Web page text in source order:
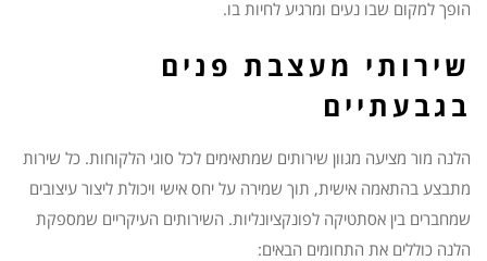
הופך למקום שבו נעים ומרגיע לחיות בו.
שירותי מעצבת פנים
בגבעתיים
הלנה מור מציעה מגוון שירותים שמתאימים לכל סוגי הלקוחות. כל שירות
מתבצע בהתאמה אישית, תוך שמירה על יחס אישי ויכולת ליצור עיצובים
שמחברים בין אסתטיקה לפונקציונליות. השירותים העיקריים שמספקת
הלנה כוללים את התחומים הבאים: